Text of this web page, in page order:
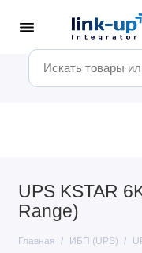
UPS KSTAR
Range)
Главная ИБП (UPS)